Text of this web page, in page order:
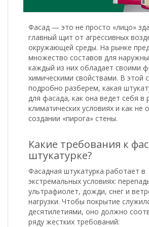
Фасад — это не просто «лицо»
главный щит от агрессивных
окружающей среды. На рынке
множество составов для
каждый из них обладает своими
химическими свойствами. В этой
подробно разберем, какая
для фасада, как она ведет себя в
климатических условиях и как не
создании «пирога» стены.
Какие требования к
штукатурке?
Фасадная штукатурка работает в
экстремальных условиях:
ультрафиолет, дожди, снег и
нагрузки. Чтобы покрытие
десятилетиями, оно должно
ряду жестких требований: